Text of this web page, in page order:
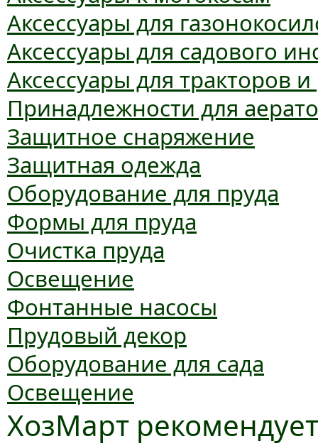
Аксессуары для
Аксессуары для садового
Аксессуары для тракторов
Принадлежности для
Защитное снаряжение
Защитная одежда
Оборудование для пруда
Формы для пруда
Очистка пруда
Освещение
Фонтанные насосы
Прудовый декор
Оборудование для сада
Освещение
ХозМарт рекомендует